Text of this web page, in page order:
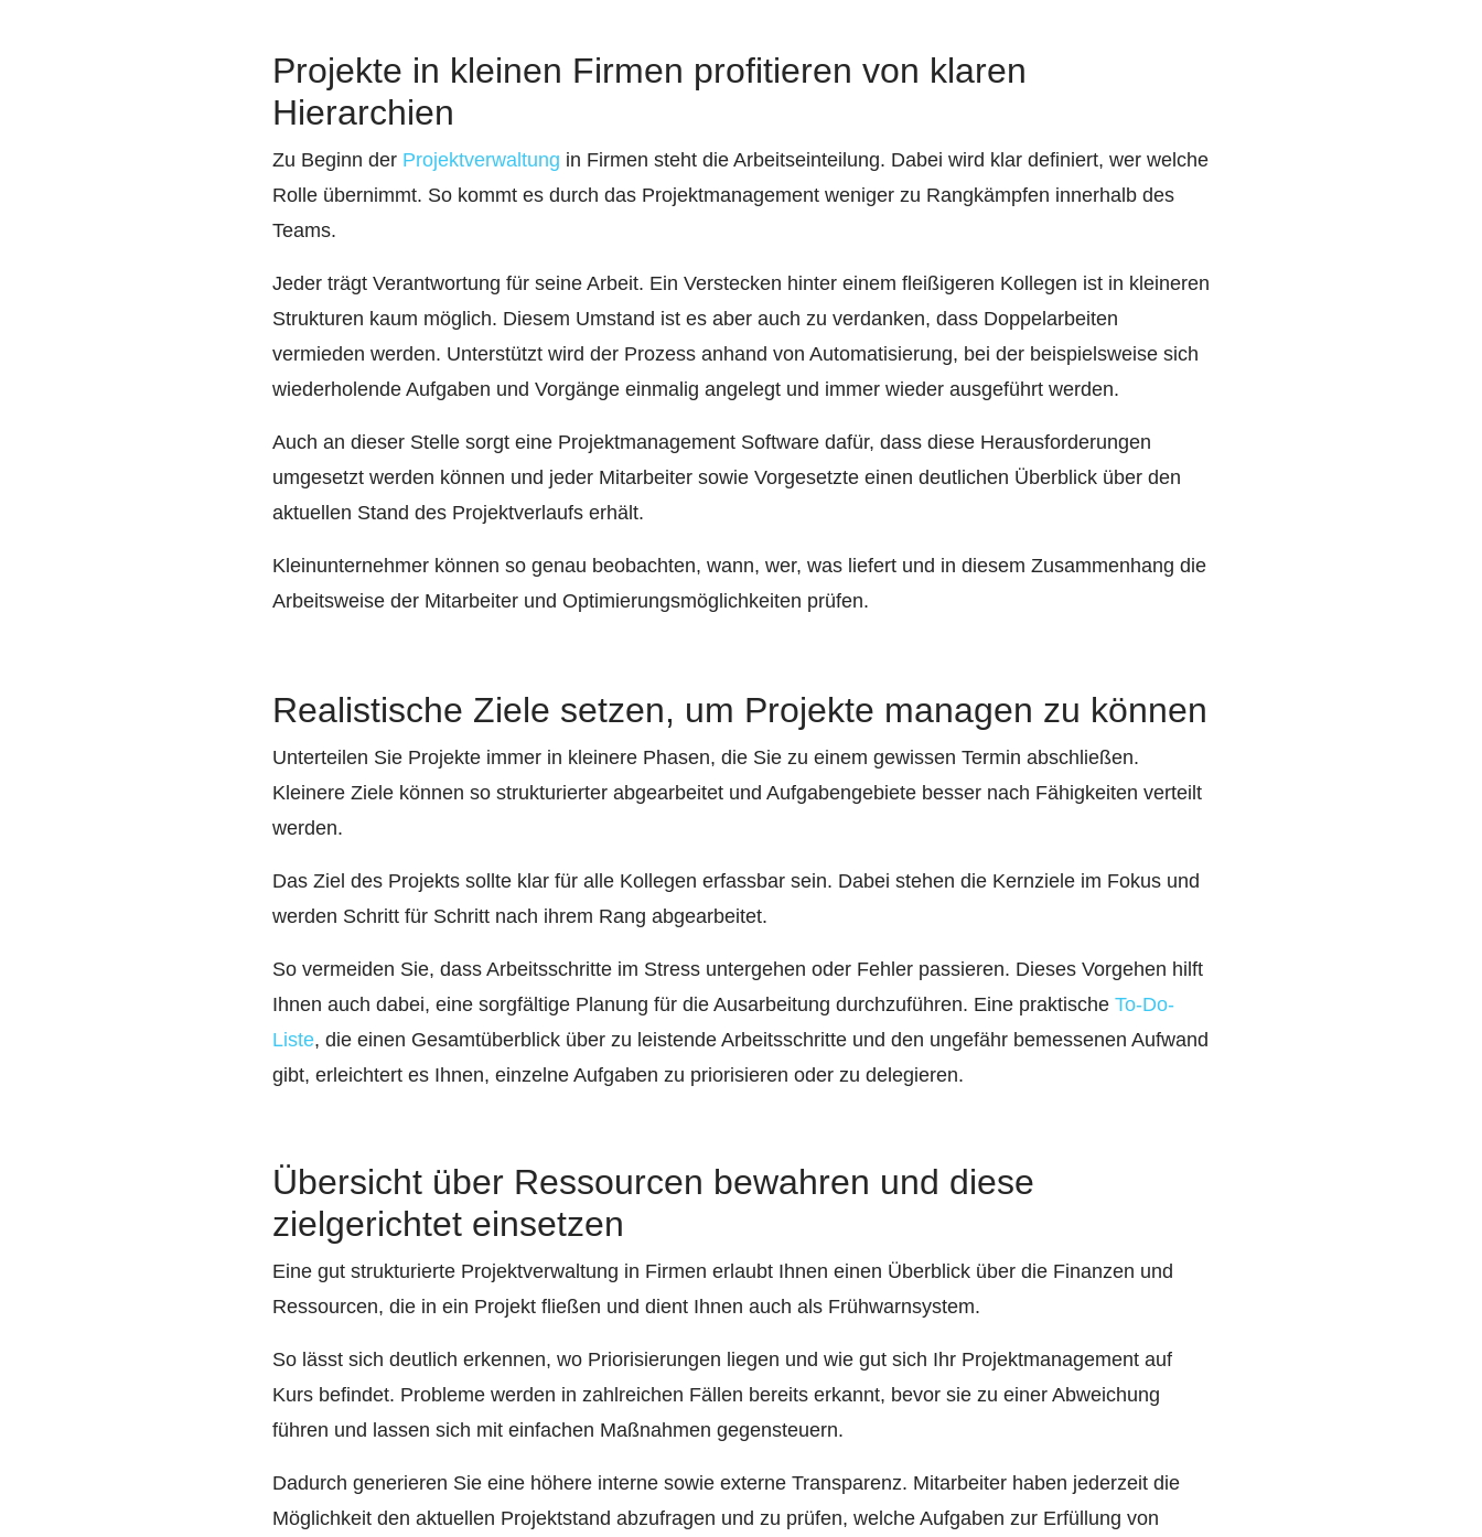
Projekte in kleinen Firmen profitieren von klaren
Hierarchien
Zu Beginn der Projektverwaltung in Firmen steht die Arbeitseinteilung. Dabei wird klar definiert, wer welche
Rolle übernimmt. So kommt es durch das Projektmanagement weniger zu Rangkämpfen innerhalb des
Teams.
Jeder trägt Verantwortung für seine Arbeit. Ein Verstecken hinter einem fleißigeren Kollegen ist in kleineren
Strukturen kaum möglich. Diesem Umstand ist es aber auch zu verdanken, dass Doppelarbeiten
vermieden werden. Unterstützt wird der Prozess anhand von Automatisierung, bei der beispielsweise sich
wiederholende Aufgaben und Vorgänge einmalig angelegt und immer wieder ausgeführt werden.
Auch an dieser Stelle sorgt eine Projektmanagement Software dafür, dass diese Herausforderungen
umgesetzt werden können und jeder Mitarbeiter sowie Vorgesetzte einen deutlichen Überblick über den
aktuellen Stand des Projektverlaufs erhält.
Kleinunternehmer können so genau beobachten, wann, wer, was liefert und in diesem Zusammenhang die
Arbeitsweise der Mitarbeiter und Optimierungsmöglichkeiten prüfen.
Realistische Ziele setzen, um Projekte managen zu können
Unterteilen Sie Projekte immer in kleinere Phasen, die Sie zu einem gewissen Termin abschließen.
Kleinere Ziele können so strukturierter abgearbeitet und Aufgabengebiete besser nach Fähigkeiten verteilt
werden.
Das Ziel des Projekts sollte klar für alle Kollegen erfassbar sein. Dabei stehen die Kernziele im Fokus und
werden Schritt für Schritt nach ihrem Rang abgearbeitet.
So vermeiden Sie, dass Arbeitsschritte im Stress untergehen oder Fehler passieren. Dieses Vorgehen hilft
Ihnen auch dabei, eine sorgfältige Planung für die Ausarbeitung durchzuführen. Eine praktische To-Do-
Liste, die einen Gesamtüberblick über zu leistende Arbeitsschritte und den ungefähr bemessenen Aufwand
gibt, erleichtert es Ihnen, einzelne Aufgaben zu priorisieren oder zu delegieren.
Übersicht über Ressourcen bewahren und diese
zielgerichtet einsetzen
Eine gut strukturierte Projektverwaltung in Firmen erlaubt Ihnen einen Überblick über die Finanzen und
Ressourcen, die in ein Projekt fließen und dient Ihnen auch als Frühwarnsystem.
So lässt sich deutlich erkennen, wo Priorisierungen liegen und wie gut sich Ihr Projektmanagement auf
Kurs befindet. Probleme werden in zahlreichen Fällen bereits erkannt, bevor sie zu einer Abweichung
führen und lassen sich mit einfachen Maßnahmen gegensteuern.
Dadurch generieren Sie eine höhere interne sowie externe Transparenz. Mitarbeiter haben jederzeit die
Möglichkeit den aktuellen Projektstand abzufragen und zu prüfen, welche Aufgaben zur Erfüllung von